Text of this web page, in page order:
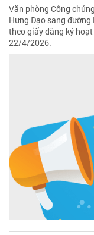
Văn phòng Công
Hưng Đạo sang
theo giấy đăng ký
22/4/2026.